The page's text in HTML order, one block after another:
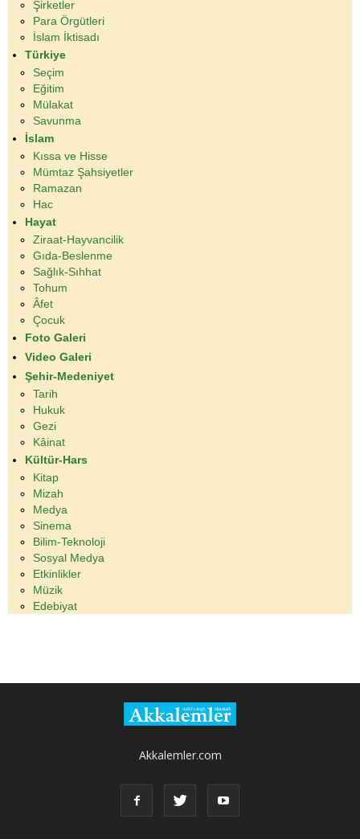
Şirketler
Para Örgütleri
İslam İktisadı
Türkiye
Seçim
Eğitim
Mülakat
Savunma
İslam
Kıssa ve Hisse
Mümtaz Şahsiyetler
Ramazan
Hac
Hayat
Ziraat-Hayvancilik
Gıda-Beslenme
Sağlık-Sıhhat
Tohum
Âfet
Çocuk
Foto Galeri
Video Galeri
Şehir-Medeniyet
Tarih
Hukuk
Gezi
Kâinat
Kültür-Hars
Kitap
Mizah
Medya
Sinema
Bilim-Teknoloji
Sosyal Medya
Etkinlikler
Müzik
Edebiyat
Akkalemler.com